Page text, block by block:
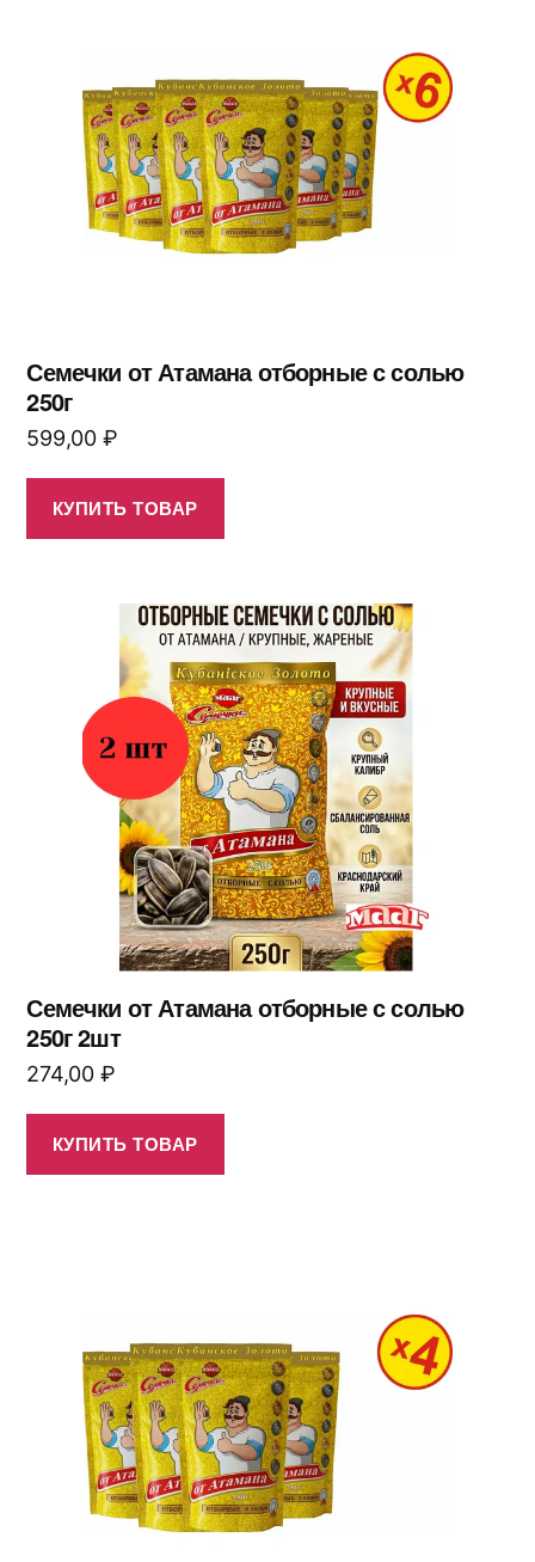
Семечки от Атамана отборные с солью
250г
599,00 ₽
КУПИТЬ ТОВАР
Семечки от Атамана отборные с солью
250г 2шт
274,00 ₽
КУПИТЬ ТОВАР